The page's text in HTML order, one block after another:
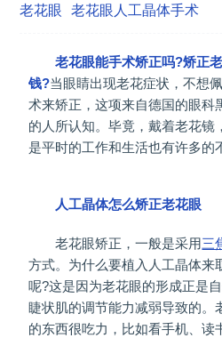
老花眼 老花眼人工晶体手术
老花眼能手术矫正吗?矫正
钱?当眼睛出现老花症状，不想
术来矫正，这项来自德国的眼科
的人所认知。毕竟，戴着老花镜
是平时的工作和生活也有许多的
人工晶体怎么矫正老花眼
老花眼矫正，一般是采用三
方式。为什么要植入人工晶体来
呢?这是因为老花眼的形成正是
睫状肌的调节能力减弱导致的。
的东西很吃力，比如看手机、读